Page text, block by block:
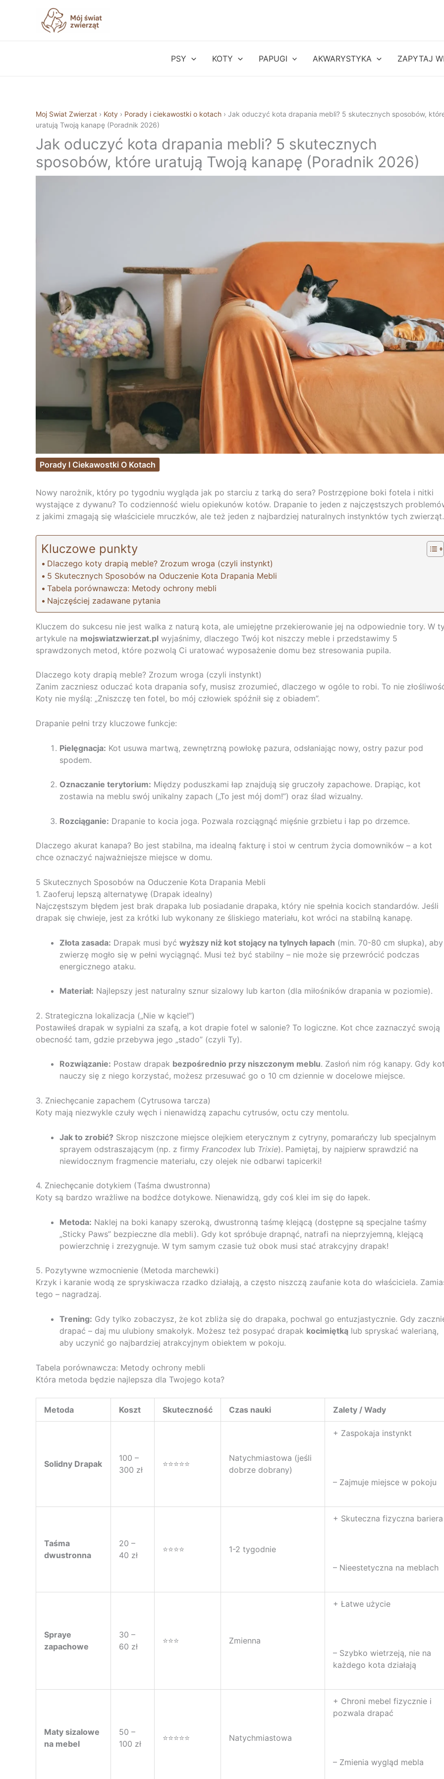
PSY KOTY PAPUGI AKWARYSTYKA ZAPYTAJ
Moj Swiat Zwierzat › Koty › Porady i ciekawostki o kotach › Jak oduczyć kota drapania mebli? 5 skutecznych sposobów,
uratują Twoją kanapę (Poradnik 2026)
Jak oduczyć kota drapania mebli? 5 skutecznych
sposobów, które uratują Twoją kanapę (Poradnik 2026)
Porady I Ciekawostki O Kotach
Nowy narożnik, który po tygodniu wygląda jak po starciu z tarką do sera? Postrzępione boki fotela i nitki
wystające z dywanu? To codzienność wielu opiekunów kotów. Drapanie to jeden z najczęstszych
z jakimi zmagają się właściciele mruczków, ale też jeden z najbardziej naturalnych instynktów tych zwierząt.
Kluczowe punkty
Dlaczego koty drapią meble? Zrozum wroga (czyli instynkt)
5 Skutecznych Sposobów na Oduczenie Kota Drapania Mebli
Tabela porównawcza: Metody ochrony mebli
Najczęściej zadawane pytania
Kluczem do sukcesu nie jest walka z naturą kota, ale umiejętne przekierowanie jej na odpowiednie tory. W
artykule na mojswiatzwierzat.pl wyjaśnimy, dlaczego Twój kot niszczy meble i przedstawimy 5
sprawdzonych metod, które pozwolą Ci uratować wyposażenie domu bez stresowania pupila.
Dlaczego koty drapią meble? Zrozum wroga (czyli instynkt)
Zanim zaczniesz oduczać kota drapania sofy, musisz zrozumieć, dlaczego w ogóle to robi. To nie
Koty nie myślą: „Zniszczę ten fotel, bo mój człowiek spóźnił się z obiadem”.
Drapanie pełni trzy kluczowe funkcje:
Pielęgnacja: Kot usuwa martwą, zewnętrzną powłokę pazura, odsłaniając nowy, ostry pazur pod
spodem.
Oznaczanie terytorium: Między poduszkami łap znajdują się gruczoły zapachowe. Drapiąc, kot
zostawia na meblu swój unikalny zapach („To jest mój dom!”) oraz ślad wizualny.
Rozciąganie: Drapanie to kocia joga. Pozwala rozciągnąć mięśnie grzbietu i łap po drzemce.
Dlaczego akurat kanapa? Bo jest stabilna, ma idealną fakturę i stoi w centrum życia domowników – a kot
chce oznaczyć najważniejsze miejsce w domu.
5 Skutecznych Sposobów na Oduczenie Kota Drapania Mebli
1. Zaoferuj lepszą alternatywę (Drapak idealny)
Najczęstszym błędem jest brak drapaka lub posiadanie drapaka, który nie spełnia kocich standardów. Jeśli
drapak się chwieje, jest za krótki lub wykonany ze śliskiego materiału, kot wróci na stabilną kanapę.
Złota zasada: Drapak musi być wyższy niż kot stojący na tylnych łapach (min. 70-80 cm słupka), aby
zwierzę mogło się w pełni wyciągnąć. Musi też być stabilny – nie może się przewrócić podczas
energicznego ataku.
Materiał: Najlepszy jest naturalny sznur sizalowy lub karton (dla miłośników drapania w poziomie).
2. Strategiczna lokalizacja („Nie w kącie!”)
Postawiłeś drapak w sypialni za szafą, a kot drapie fotel w salonie? To logiczne. Kot chce zaznaczyć swoją
obecność tam, gdzie przebywa jego „stado” (czyli Ty).
Rozwiązanie: Postaw drapak bezpośrednio przy niszczonym meblu. Zasłoń nim róg kanapy. Gdy
nauczy się z niego korzystać, możesz przesuwać go o 10 cm dziennie w docelowe miejsce.
3. Zniechęcanie zapachem (Cytrusowa tarcza)
Koty mają niezwykle czuły węch i nienawidzą zapachu cytrusów, octu czy mentolu.
Jak to zrobić? Skrop niszczone miejsce olejkiem eterycznym z cytryny, pomarańczy lub specjalnym
sprayem odstraszającym (np. z firmy Francodex lub Trixie). Pamiętaj, by najpierw sprawdzić na
niewidocznym fragmencie materiału, czy olejek nie odbarwi tapicerki!
4. Zniechęcanie dotykiem (Taśma dwustronna)
Koty są bardzo wrażliwe na bodźce dotykowe. Nienawidzą, gdy coś klei im się do łapek.
Metoda: Naklej na boki kanapy szeroką, dwustronną taśmę klejącą (dostępne są specjalne taśmy
„Sticky Paws” bezpieczne dla mebli). Gdy kot spróbuje drapnąć, natrafi na nieprzyjemną, klejącą
powierzchnię i zrezygnuje. W tym samym czasie tuż obok musi stać atrakcyjny drapak!
5. Pozytywne wzmocnienie (Metoda marchewki)
Krzyk i karanie wodą ze spryskiwacza rzadko działają, a często niszczą zaufanie kota do właściciela.
tego – nagradzaj.
Trening: Gdy tylko zobaczysz, że kot zbliża się do drapaka, pochwal go entuzjastycznie. Gdy
drapać – daj mu ulubiony smakołyk. Możesz też posypać drapak kocimiętką lub spryskać walerianą,
aby uczynić go najbardziej atrakcyjnym obiektem w pokoju.
Tabela porównawcza: Metody ochrony mebli
Która metoda będzie najlepsza dla Twojego kota?
Metoda Koszt Skuteczność Czas nauki Zalety / Wady
Solidny Drapak
100 –
300 zł
⭐⭐⭐⭐⭐
Natychmiastowa (jeśli
dobrze dobrany)
+ Zaspokaja instynkt
– Zajmuje miejsce w pokoju
Taśma
dwustronna
20 –
40 zł
⭐⭐⭐⭐ 1-2 tygodnie
+ Skuteczna fizyczna bariera
– Nieestetyczna na meblach
Spraye
zapachowe
30 –
60 zł
⭐⭐⭐ Zmienna
+ Łatwe użycie
– Szybko wietrzeją, nie na
każdego kota działają
Maty sizalowe
na mebel
50 –
100 zł
⭐⭐⭐⭐⭐ Natychmiastowa
+ Chroni mebel fizycznie i
pozwala drapać
– Zmienia wygląd mebla